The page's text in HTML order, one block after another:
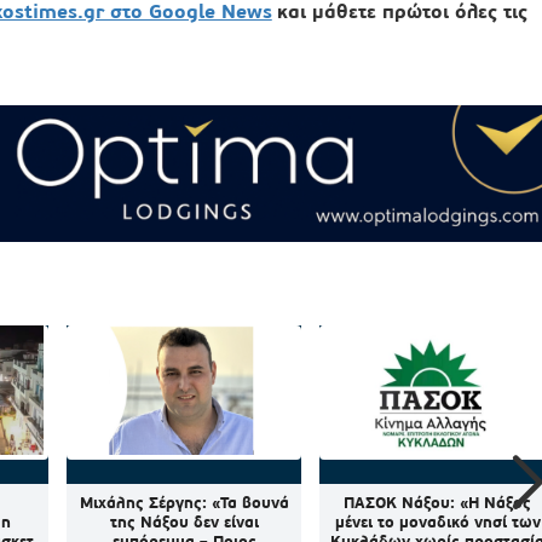
στο Google News και μάθετε πρώτοι όλες τις
Μιχάλης Σέργης: «Τα βουνά
της Νάξου δεν είναι
ΠΑΣΟΚ Νάξου: «Η Νάξος
μένει το μοναδικό νησί των